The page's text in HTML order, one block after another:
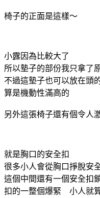
椅子的正面是這樣～
小露因為比較大了
所以墊子的部份我只拿了
不過這墊子也可以放在頭
算是機動性滿高的
另外這張椅子還有個令人
就是胸口的安全扣
很多小人會從胸口掙脫安
這個中間還有一個安全扣
扣的一整個爆緊 小人就